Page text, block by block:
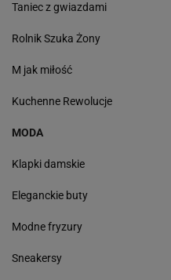
Taniec z gwiazdami
Rolnik Szuka Żony
M jak miłość
Kuchenne Rewolucje
MODA
Klapki damskie
Eleganckie buty
Modne fryzury
Sneakersy